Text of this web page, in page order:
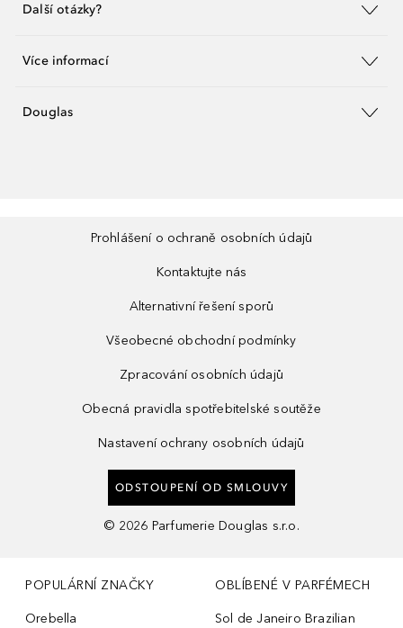
Další otázky?
Více informací
Douglas
Prohlášení o ochraně osobních údajů
Kontaktujte nás
Alternativní řešení sporů
Všeobecné obchodní podmínky
Zpracování osobních údajů
Obecná pravidla spotřebitelské soutěže
Nastavení ochrany osobních údajů
ODSTOUPENÍ OD SMLOUVY
© 2026 Parfumerie Douglas s.r.o.
POPULÁRNÍ ZNAČKY
Orebella
OBLÍBENÉ V PARFÉMECH
Sol de Janeiro Brazilian